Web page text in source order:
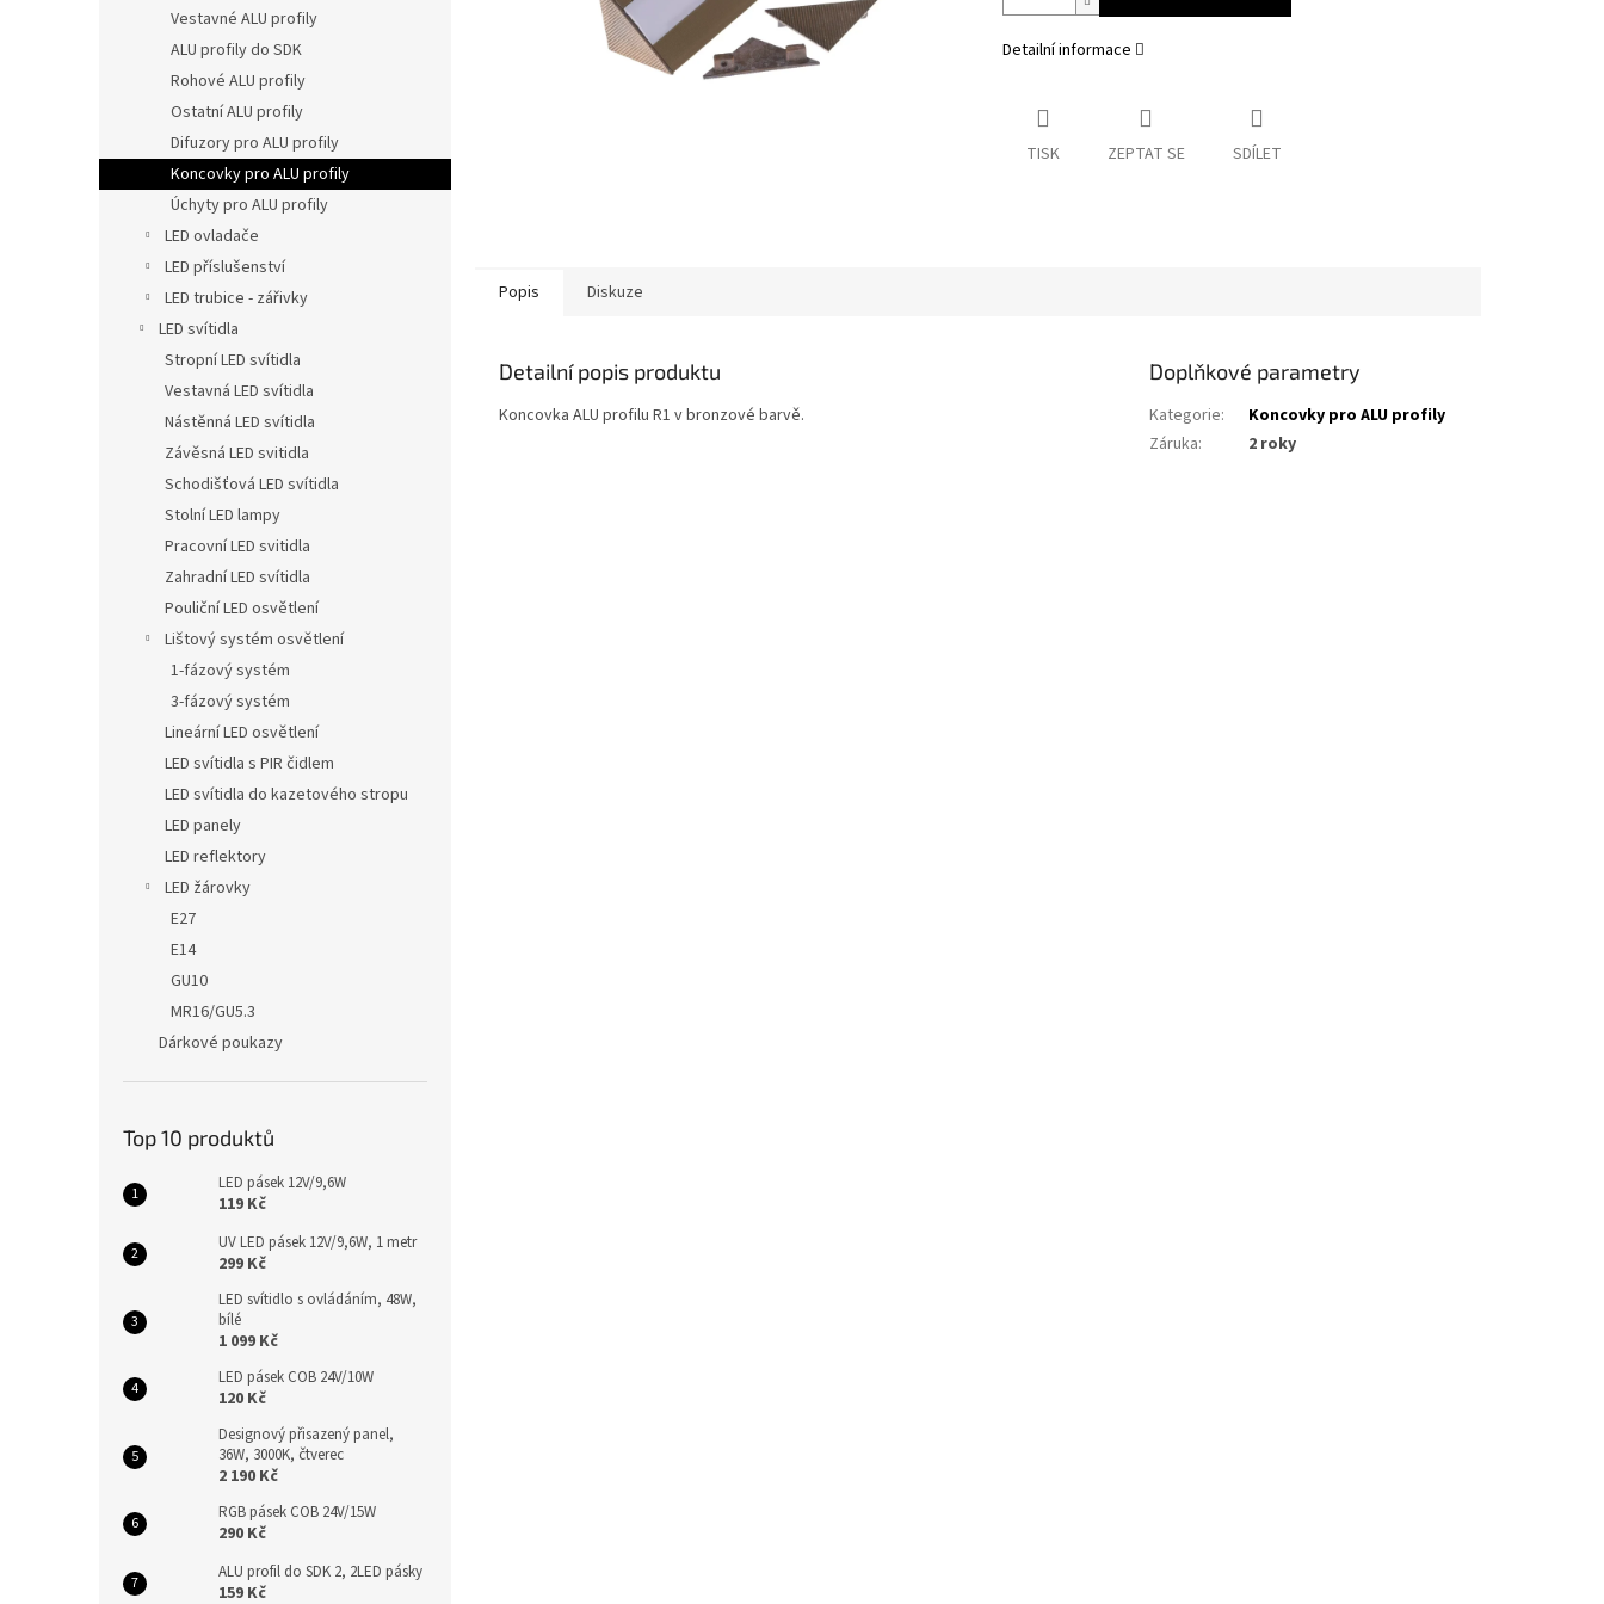
Vestavné ALU profily
ALU profily do SDK
Rohové ALU profily
Ostatní ALU profily
Difuzory pro ALU profily
Koncovky pro ALU profily
Úchyty pro ALU profily
LED ovladače
LED příslušenství
LED trubice - zářivky
LED svítidla
Stropní LED svítidla
Vestavná LED svítidla
Nástěnná LED svítidla
Závěsná LED svitidla
Schodišťová LED svítidla
Stolní LED lampy
Pracovní LED svitidla
Zahradní LED svítidla
Pouliční LED osvětlení
Lištový systém osvětlení
1-fázový systém
3-fázový systém
Lineární LED osvětlení
LED svítidla s PIR čidlem
LED svítidla do kazetového stropu
LED panely
LED reflektory
LED žárovky
E27
E14
GU10
MR16/GU5.3
Dárkové poukazy
Top 10 produktů
LED pásek 12V/9,6W
119 Kč
UV LED pásek 12V/9,6W, 1 metr
299 Kč
LED svítidlo s ovládáním, 48W,
bílé
1 099 Kč
LED pásek COB 24V/10W
120 Kč
Designový přisazený panel,
36W, 3000K, čtverec
2 190 Kč
RGB pásek COB 24V/15W
290 Kč
ALU profil do SDK 2, 2LED pásky
159 Kč
Detailní informace
TISK ZEPTAT SE SDÍLET
Popis Diskuze
Detailní popis produktu
Koncovka ALU profilu R1 v bronzové barvě.
Doplňkové parametry
Kategorie:
Koncovky pro ALU profily
Záruka: 2 roky